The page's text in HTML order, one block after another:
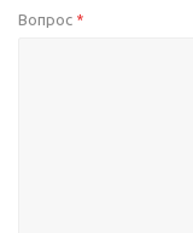
Вопрос *